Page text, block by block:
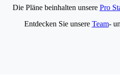
Die Pläne beinhalten unsere Pro
Entdecken Sie unsere Team-